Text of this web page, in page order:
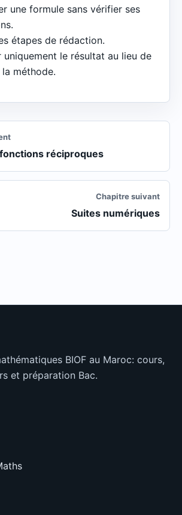
une formule sans vérifier ses
étapes de rédaction.
uniquement le résultat au lieu de
méthode.
réciproques
Chapitre suivant
Suites numériques
BIOF au Maroc: cours,
et préparation Bac.